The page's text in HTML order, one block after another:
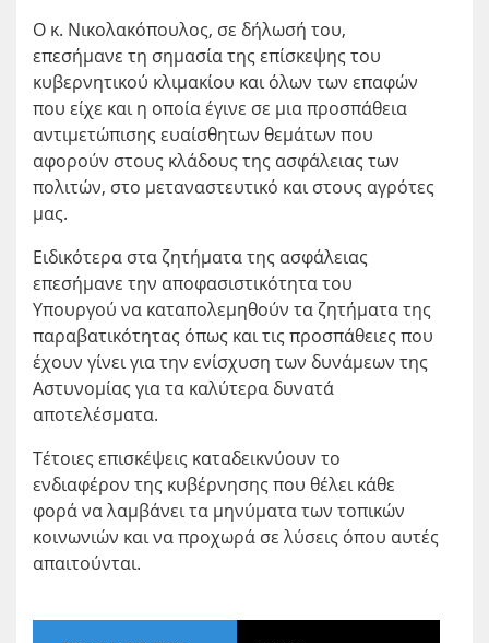
Ο κ. Νικολακόπουλος, σε δήλωσή του,
επεσήμανε τη σημασία της επίσκεψης του
κυβερνητικού κλιμακίου και όλων των επαφών
που είχε και η οποία έγινε σε μια προσπάθεια
αντιμετώπισης ευαίσθητων θεμάτων που
αφορούν στους κλάδους της ασφάλειας των
πολιτών, στο μεταναστευτικό και στους αγρότες
μας.
Ειδικότερα στα ζητήματα της ασφάλειας
επεσήμανε την αποφασιστικότητα του
Υπουργού να καταπολεμηθούν τα ζητήματα της
παραβατικότητας όπως και τις προσπάθειες που
έχουν γίνει για την ενίσχυση των δυνάμεων της
Αστυνομίας για τα καλύτερα δυνατά
αποτελέσματα.
Τέτοιες επισκέψεις καταδεικνύουν το
ενδιαφέρον της κυβέρνησης που θέλει κάθε
φορά να λαμβάνει τα μηνύματα των τοπικών
κοινωνιών και να προχωρά σε λύσεις όπου αυτές
απαιτούνται.